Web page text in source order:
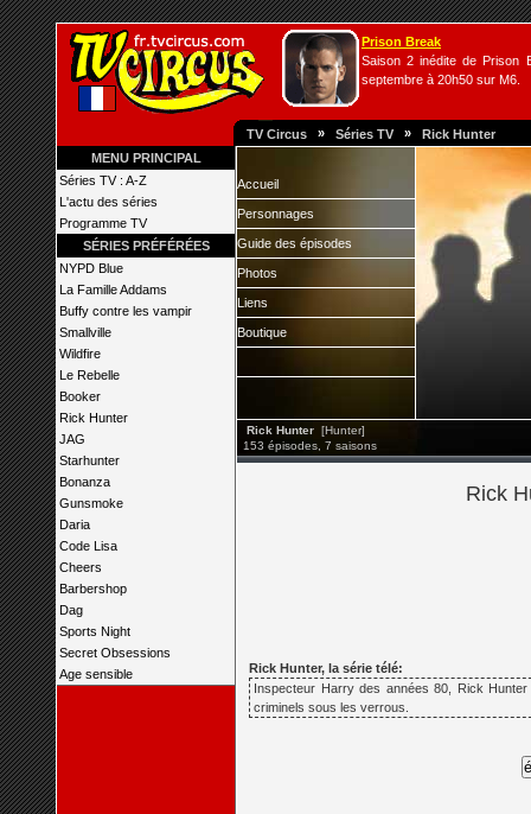
Prison Break
Saison 2 inédite de Prison
septembre à 20h50 sur M6.
TV Circus » Séries TV » Rick Hunter
MENU PRINCIPAL
Séries TV : A-Z
L'actu des séries
Programme TV
SÉRIES PRÉFÉRÉES
NYPD Blue
La Famille Addams
Buffy contre les vampir
Smallville
Wildfire
Le Rebelle
Booker
Rick Hunter
JAG
Starhunter
Bonanza
Gunsmoke
Daria
Code Lisa
Cheers
Barbershop
Dag
Sports Night
Secret Obsessions
Age sensible
Accueil
Personnages
Guide des épisodes
Photos
Liens
Boutique
Rick Hunter [Hunter]
153 épisodes, 7 saisons
Rick
Rick Hunter, la série télé:
Inspecteur Harry des années 80, Rick
criminels sous les verrous.